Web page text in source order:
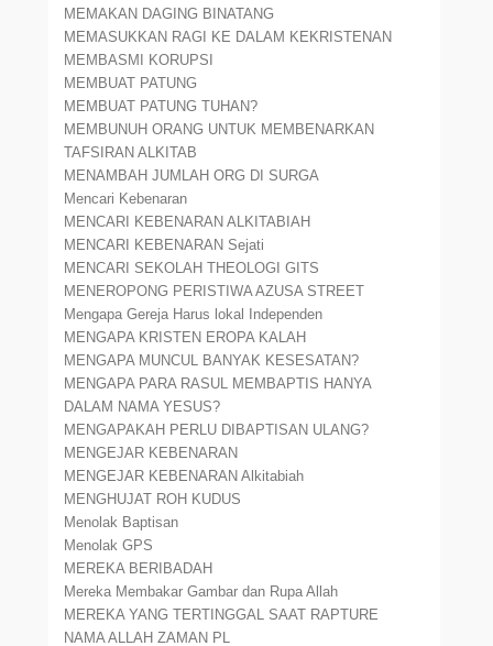
MEMAKAN DAGING BINATANG
MEMASUKKAN RAGI KE DALAM KEKRISTENAN
MEMBASMI KORUPSI
MEMBUAT PATUNG
MEMBUAT PATUNG TUHAN?
MEMBUNUH ORANG UNTUK MEMBENARKAN
TAFSIRAN ALKITAB
MENAMBAH JUMLAH ORG DI SURGA
Mencari Kebenaran
MENCARI KEBENARAN ALKITABIAH
MENCARI KEBENARAN Sejati
MENCARI SEKOLAH THEOLOGI GITS
MENEROPONG PERISTIWA AZUSA STREET
Mengapa Gereja Harus lokal Independen
MENGAPA KRISTEN EROPA KALAH
MENGAPA MUNCUL BANYAK KESESATAN?
MENGAPA PARA RASUL MEMBAPTIS HANYA
DALAM NAMA YESUS?
MENGAPAKAH PERLU DIBAPTISAN ULANG?
MENGEJAR KEBENARAN
MENGEJAR KEBENARAN Alkitabiah
MENGHUJAT ROH KUDUS
Menolak Baptisan
Menolak GPS
MEREKA BERIBADAH
Mereka Membakar Gambar dan Rupa Allah
MEREKA YANG TERTINGGAL SAAT RAPTURE
NAMA ALLAH ZAMAN PL